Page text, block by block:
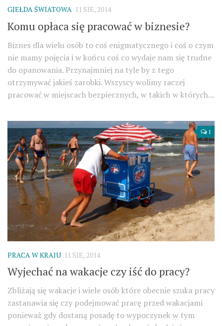
GIEŁDA ŚWIATOWA 11 SIE, 2014
Komu opłaca się pracować w biznesie?
Biznes dla wielu osób to coś enigmatycznego i coś o czym
nie mamy pojęcia i w końcu coś co wydaje nam się trudne
do opanowania. Przynajmniej na tyle by z tego
otrzymywać jakieś zarobki. Wszyscy wolimy raczej
pracować w miejscach bezpiecznych, w takich w których...
1
PRACA W KRAJU 11 SIE, 2014
Wyjechać na wakacje czy iść do pracy?
Zbliżają się wakacje i wiele osób które obecnie szuka pracy
zastanawia się czy podejmować pracę przed wakacjami
ponieważ gdy dostaną posadę to wypoczynek w tym